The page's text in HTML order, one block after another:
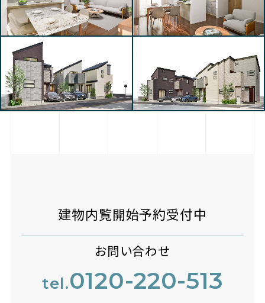
建物内覧開始予約受付中
お問い合わせ
tel.0120-220-513